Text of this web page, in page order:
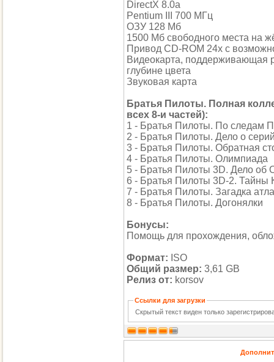
DirectX 8.0a
Pentium III 700 МГц
ОЗУ 128 Мб
1500 Мб свободного места на
Привод CD-ROM 24х c
Видеокарта, поддерживающая
глубине цвета
Звуковая карта
Братья Пилоты. Полная
всех 8-и частей):
1 - Братья Пилоты. По следам
2 - Братья Пилоты. Дело о
3 - Братья Пилоты. Обратная
4 - Братья Пилоты. Олимпиада
5 - Братья Пилоты 3D. Дело об
6 - Братья Пилоты 3D-2. Тайны
7 - Братья Пилоты. Загадка
8 - Братья Пилоты. Догонялки
Бонусы:
Помощь для прохождения,
Формат: ISO
Общий размер: 3,61 GB
Релиз от: korsov
Ссылки для загрузки
Скрытый текст виден только